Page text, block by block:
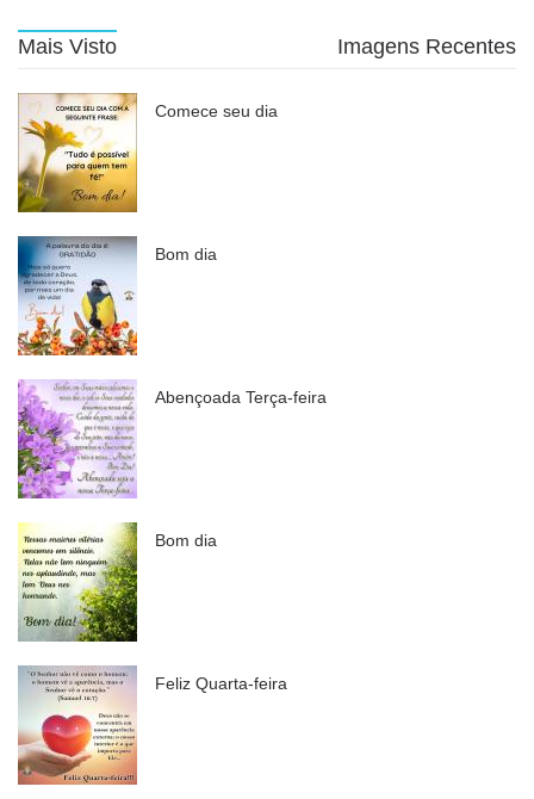
Mais Visto Imagens Recentes
Comece seu dia
Bom dia
Abençoada Terça-feira
Bom dia
Feliz Quarta-feira